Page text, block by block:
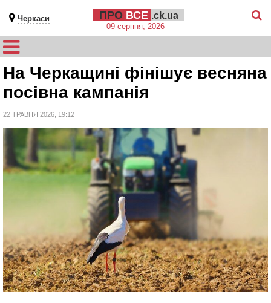
Черкаси ПРО ВСЕ .ck.ua
09 серпня, 2026
На Черкащині фінішує весняна
посівна кампанія
22 ТРАВНЯ 2026, 19:12